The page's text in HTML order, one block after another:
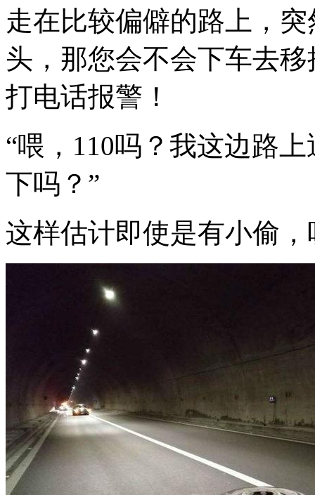
走在比较偏僻的路上，
头，那您会不会下车去
打电话报警！
“喂，110吗？我这边路
下吗？”
这样估计即使是有小偷